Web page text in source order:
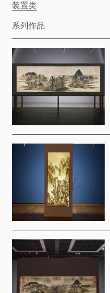
装置类
系列作品